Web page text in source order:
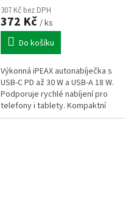
307 Kč bez DPH
372 Kč / ks
Do košíku
Výkonná iPEAX autonabíječka s
USB-C PD až 30 W a USB-A 18 W.
Podporuje rychlé nabíjení pro
telefony i tablety. Kompaktní
tělo z odolného plastu.